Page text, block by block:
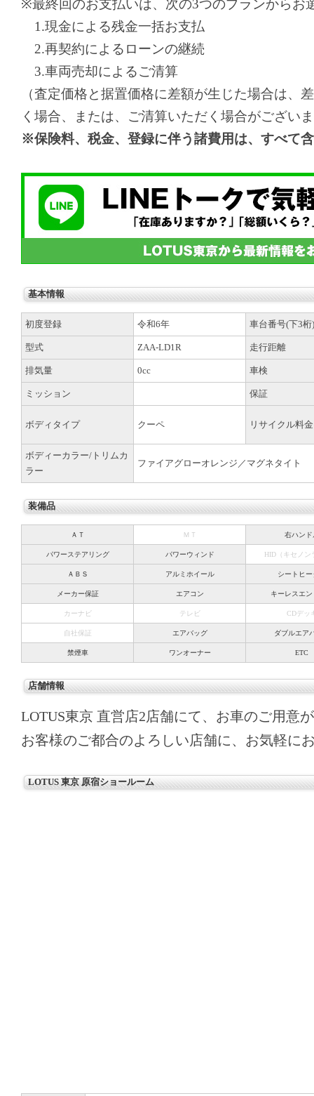
※最終回のお支払いは、次の3つのプランからお
1.現金による残金一括お支払
2.再契約によるローンの継続
3.車両売却によるご清算
（査定価格と据置価格に差額が生じた場合は、
く場合、または、ご清算いただく場合がござい
※保険料、税金、登録に伴う諸費用は、すべて
基本情報
初度登録 令和6年 車台番号(下3桁)
型式 ZAA-LD1R 走行距離
排気量 0cc 車検
ミッション 保証
ボディタイプ クーペ リサイクル料金
ボディーカラー/トリムカ
ラー
ファイアグローオレンジ／マグネタイト
装備品
ＡＴ ＭＴ 右ハンド
パワーステアリング パワーウィンド HID（キセノン
ＡＢＳ アルミホイール シートヒー
メーカー保証 エアコン キーレスエン
カーナビ テレビ CDデッ
自社保証 エアバッグ ダブルエア
禁煙車 ワンオーナー ETC
店舗情報
LOTUS東京 直営店2店舗にて、お車のご用意
お客様のご都合のよろしい店舗に、お気軽に
LOTUS 東京 原宿ショールーム